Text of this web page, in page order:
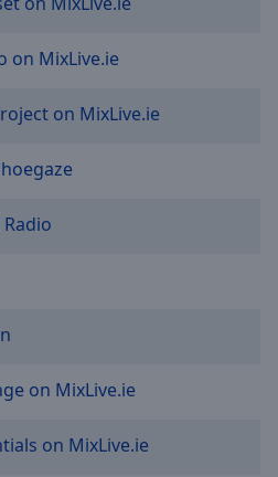
on MixLive.ie
on MixLive.ie
on MixLive.ie
on MixLive.ie